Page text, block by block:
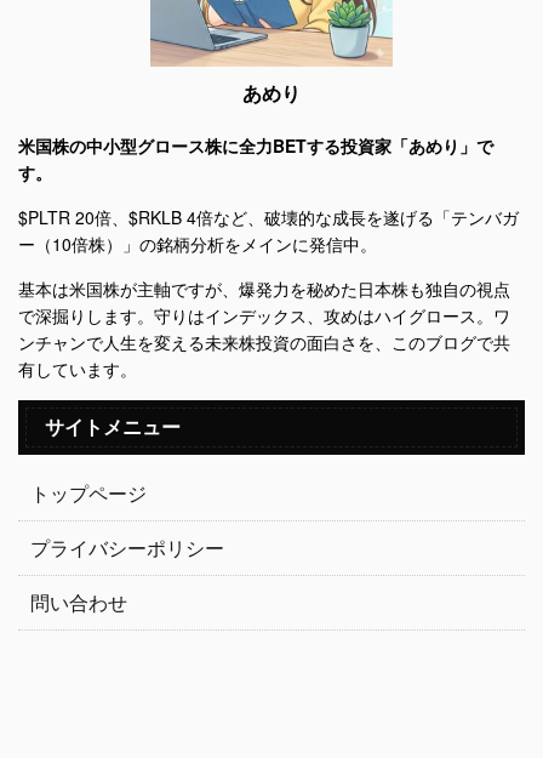
あめり
米国株の中小型グロース株に全力BETする投資家「あめり」で
す。
$PLTR 20倍、$RKLB 4倍など、破壊的な成長を遂げる「テンバガ
ー（10倍株）」の銘柄分析をメインに発信中。
基本は米国株が主軸ですが、爆発力を秘めた日本株も独自の視点
で深掘りします。守りはインデックス、攻めはハイグロース。ワ
ンチャンで人生を変える未来株投資の面白さを、このブログで共
有しています。
サイトメニュー
トップページ
プライバシーポリシー
問い合わせ